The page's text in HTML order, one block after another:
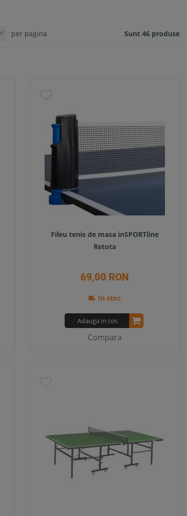
per pagina Sunt 46 produse
Fileu tenis de masa inSPORTline
Retota
69,00 RON
In stoc
Adauga in cos
Compara